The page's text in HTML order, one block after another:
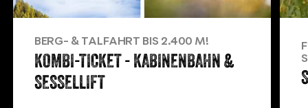
BERG- & TALFAHRT BIS 2.400 M!
KOMBI-TICKET - KABINENBAHN &
SESSELLIFT